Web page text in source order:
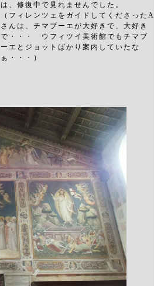
は、修復中で見れませんでした。
（フィレンツェをガイドしてくださったA
さんは、チマブーエが大好きで、大好き
で・・・ ウフィツイ美術館でもチマブ
ーエとジョットばかり案内していたな
ぁ・・・）